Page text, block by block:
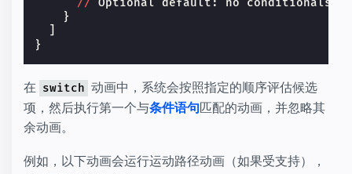
// Optional default : no
conditionals
}
}
在 switch 动画中，系统会按照指定的顺序评估候选
项，然后执行第一个与条件语句匹配的动画，并忽略其
余动画。
例如，以下动画会运行运动路径动画（如果受支持），